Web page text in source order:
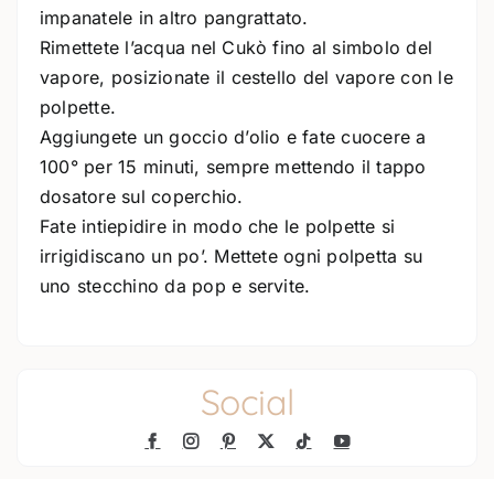
impanatele in altro pangrattato.
Rimettete l’acqua nel Cukò fino al simbolo del
vapore, posizionate il cestello del vapore con le
polpette.
Aggiungete un goccio d’olio e fate cuocere a
100° per 15 minuti, sempre mettendo il tappo
dosatore sul coperchio.
Fate intiepidire in modo che le polpette si
irrigidiscano un po’. Mettete ogni polpetta su
uno stecchino da pop e servite.
Social